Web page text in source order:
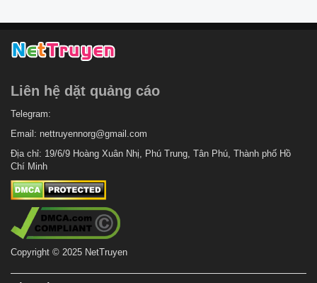
Liên hệ dặt quảng cáo
Telegram:
Email: nettruyennorg@gmail.com
Địa chỉ: 19/6/9 Hoàng Xuân Nhị, Phú Trung, Tân Phú, Thành phố Hồ
Chí Minh
Copyright © 2025 NetTruyen